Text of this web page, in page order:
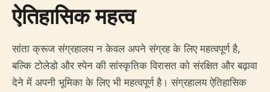
ऐतिहासिक महत्व
सांता क्रूज संग्रहालय न केवल अपने संग्रह के लिए महत्वपूर्ण है,
बल्कि टोलेडो और स्पेन की सांस्कृतिक विरासत को संरक्षित और बढ़ावा
देने में अपनी भूमिका के लिए भी महत्वपूर्ण है। संग्रहालय ऐतिहासिक